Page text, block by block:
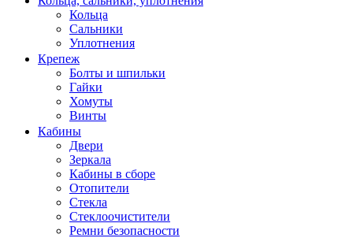
Кольца
Сальники
Уплотнения
Крепеж
Болты и шпильки
Гайки
Хомуты
Винты
Кабины
Двери
Зеркала
Кабины в сборе
Отопители
Стекла
Стеклоочистители
Ремни безопасности